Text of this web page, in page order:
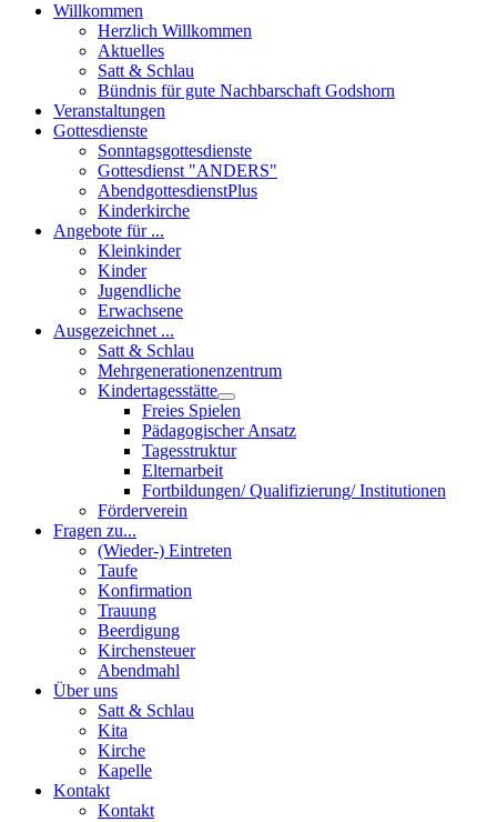
Willkommen
Herzlich Willkommen
Aktuelles
Satt & Schlau
Bündnis für gute Nachbarschaft Godshorn
Veranstaltungen
Gottesdienste
Sonntagsgottesdienste
Gottesdienst "ANDERS"
AbendgottesdienstPlus
Kinderkirche
Angebote für ...
Kleinkinder
Kinder
Jugendliche
Erwachsene
Ausgezeichnet ...
Satt & Schlau
Mehrgenerationenzentrum
Kindertagesstätte
Freies Spielen
Pädagogischer Ansatz
Tagesstruktur
Elternarbeit
Fortbildungen/ Qualifizierung/ Institutionen
Förderverein
Fragen zu...
(Wieder-) Eintreten
Taufe
Konfirmation
Trauung
Beerdigung
Kirchensteuer
Abendmahl
Über uns
Satt & Schlau
Kita
Kirche
Kapelle
Kontakt
Kontakt